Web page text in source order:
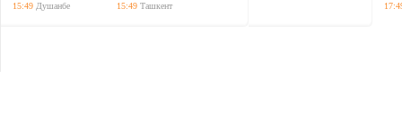
15:49 Душанбе
15:49 Ташкент